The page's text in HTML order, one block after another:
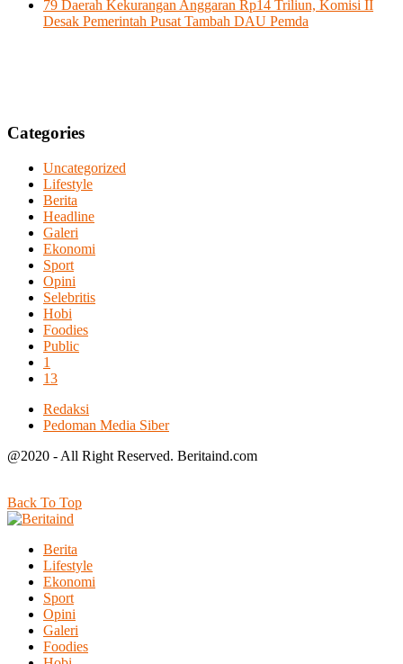
79 Daerah Kekurangan Anggaran Rp14 Triliun, Komisi II
Desak Pemerintah Pusat Tambah DAU Pemda
Categories
Uncategorized
Lifestyle
Berita
Headline
Galeri
Ekonomi
Sport
Opini
Selebritis
Hobi
Foodies
Public
1
13
Redaksi
Pedoman Media Siber
@2020 - All Right Reserved. Beritaind.com
Back To Top
Berita
Lifestyle
Ekonomi
Sport
Opini
Galeri
Foodies